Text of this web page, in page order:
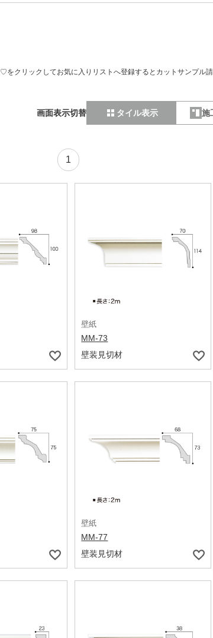
♡をクリックしてお気に入りリストへ登録するとカットサンプル請
画面表示切替 タイル表示 施
1
壁紙
MM-73
壁装見切材
壁紙
MM-77
壁装見切材